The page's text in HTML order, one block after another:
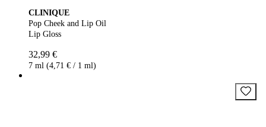
CLINIQUE
Pop Cheek and Lip Oil
Lip Gloss
32,99 €
7 ml (4,71 € / 1 ml)